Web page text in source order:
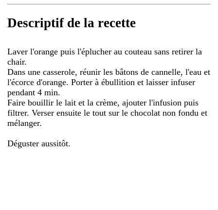
Descriptif de la recette
Laver l'orange puis l'éplucher au couteau sans retirer la
chair.
Dans une casserole, réunir les bâtons de cannelle, l'eau et
l'écorce d'orange. Porter à ébullition et laisser infuser
pendant 4 min.
Faire bouillir le lait et la crème, ajouter l'infusion puis
filtrer. Verser ensuite le tout sur le chocolat non fondu et
mélanger.
Déguster aussitôt.